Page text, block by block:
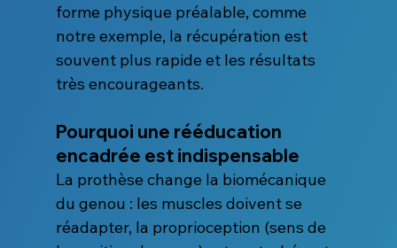
forme physique préalable, comme
notre exemple, la récupération est
souvent plus rapide et les résultats
très encourageants.
Pourquoi une rééducation
encadrée est indispensable
La prothèse change la biomécanique
du genou : les muscles doivent se
réadapter, la proprioception (sens de